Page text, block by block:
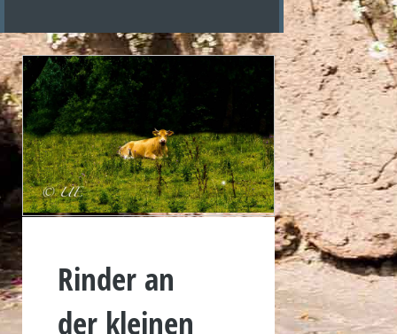
Rinder an
der kleinen